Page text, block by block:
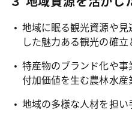
地域に眠る観光資源や
した魅力ある観光の確
特産物のブランド化や
付加価値を生む農林水産
地域の多様な人材を担